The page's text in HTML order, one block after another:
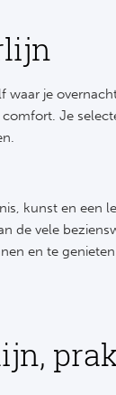
waar je
Je
kunst en een
de vele
en te